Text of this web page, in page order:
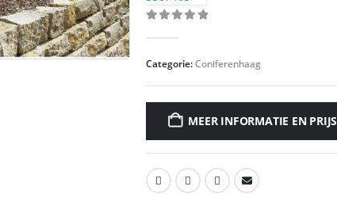
Categorie:Coniferenhaag
MEER INFORMATIE EN PRIJS